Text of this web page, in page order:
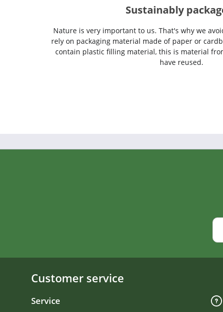
Sustainably
Nature is very important to us. That's why we
rely on packaging material made of paper or
contain plastic filling material, this is material
have reused.
Customer service
Service